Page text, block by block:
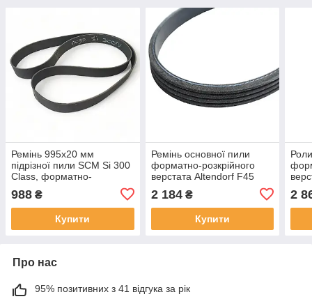
Ремінь 995х20 мм
підрізної пили SCM Si 300
Class, форматно-
988 ₴
Купити
Ремінь основної пили
форматно-розкрійного
верстата Altendorf F45
2 184₴
Купити
2
Про нас
95% позитивних з 41 відгука за рік